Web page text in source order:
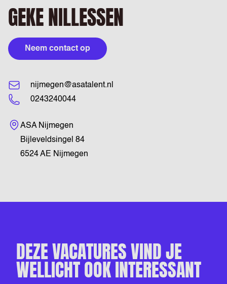
GEKE NILLESSEN
Neem contact op
nijmegen@asatalent.nl
0243240044
Bezoekadres
ASA Nijmegen
Bijleveldsingel 84
6524 AE Nijmegen
DEZE VACATURES VIND JE
WELLICHT OOK INTERESSANT